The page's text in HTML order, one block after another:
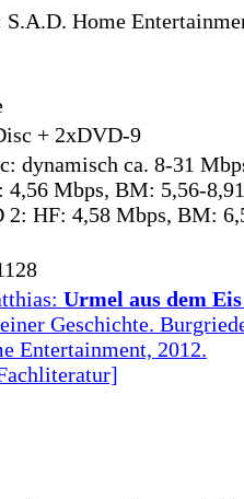
S.A.D. Home
+ 2xDVD-9
dynamisch ca. 8-31
4,56 Mbps, BM: 5,56-8,91
2: HF: 4,58 Mbps, BM:
Urmel aus dem
Geschichte.
Entertainment, 2012.